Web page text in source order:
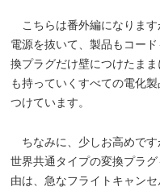
こちらは番外編になります
電源を抜いて、製品もコー
換プラグだけ壁につけたま
も持っていくすべての電化
つけています。
ちなみに、少しお高めです
世界共通タイプの変換プラ
由は、急なフライトキャン